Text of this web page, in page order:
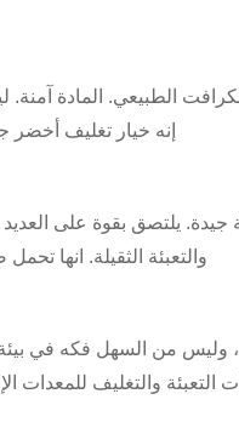
إنه خيار تغليف أخضر
يلتصق بقوة على
والتعبئة الثقيلة. انها
وليس من السهل فكه في
والتغليف للمعدات